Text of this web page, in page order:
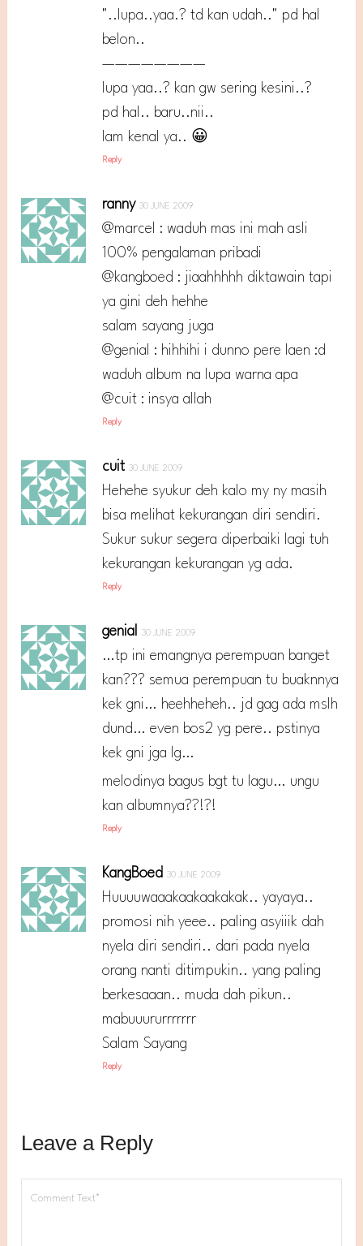
"..lupa..yaa.? td kan udah.." pd hal
belon..
————————
lupa yaa..? kan gw sering kesini..?
pd hal.. baru..nii..
lam kenal ya.. 😀
Reply
ranny 30 JUNE 2009
@marcel : waduh mas ini mah asli
100% pengalaman pribadi
@kangboed : jiaahhhhh diktawain tapi
ya gini deh hehhe
salam sayang juga
@genial : hihhihi i dunno pere laen :d
waduh album na lupa warna apa
@cuit : insya allah
Reply
cuit 30 JUNE 2009
Hehehe syukur deh kalo my ny masih
bisa melihat kekurangan diri sendiri.
Sukur sukur segera diperbaiki lagi tuh
kekurangan kekurangan yg ada.
Reply
genial 30 JUNE 2009
…tp ini emangnya perempuan banget
kan??? semua perempuan tu buaknnya
kek gni… heehheheh.. jd gag ada mslh
dund… even bos2 yg pere.. pstinya
kek gni jga lg…
melodinya bagus bgt tu lagu… ungu
kan albumnya??!?!
Reply
KangBoed 30 JUNE 2009
Huuuuwaaakaakaakakak.. yayaya..
promosi nih yeee.. paling asyiiik dah
nyela diri sendiri.. dari pada nyela
orang nanti ditimpukin.. yang paling
berkesaaan.. muda dah pikun..
mabuuururrrrrrr
Salam Sayang
Reply
Leave a Reply